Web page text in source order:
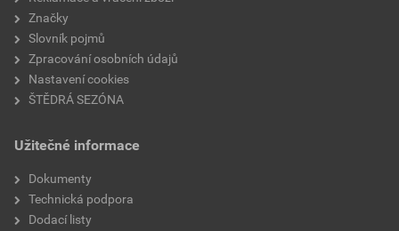
typ výrobku
faktor difuzního odporu
materiálová báze
Značky
Slovník pojmů
Zpracování osobních údajů
Nastavení cookies
ŠTĚDRÁ SEZÓNA
Užitečné informace
Dokumenty
Technická podpora
Dodací listy